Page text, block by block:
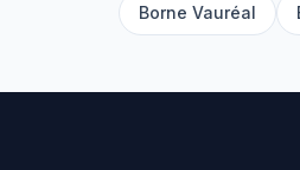
Borne Vauréal